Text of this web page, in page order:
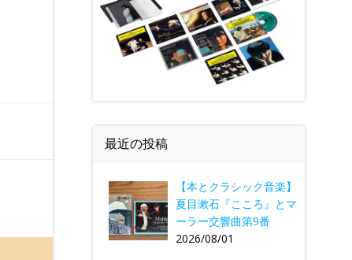
最近の投稿
【本とクラシック音楽】
夏目漱石『こころ』とマ
ーラー交響曲第9番
2026/08/01